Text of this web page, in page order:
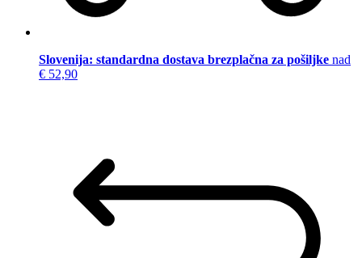
Slovenija: standardna dostava brezplačna za pošiljke nad
€ 52,90